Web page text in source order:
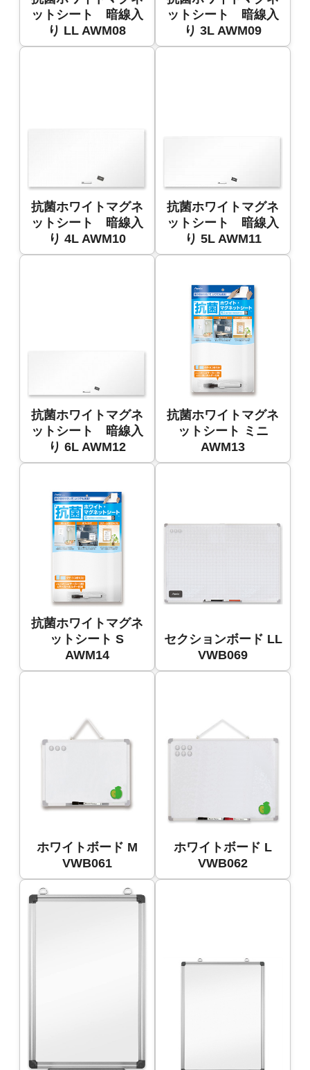
ットシート 暗線入
り LL AWM08
ットシート 暗線入
り 3L AWM09
抗菌ホワイトマグネ
ットシート 暗線入
り 4L AWM10
抗菌ホワイトマグネ
ットシート 暗線入
り 5L AWM11
抗菌ホワイトマグネ
ットシート 暗線入
り 6L AWM12
抗菌ホワイトマグネ
ットシート ミニ
AWM13
抗菌ホワイトマグネ
ットシート S
AWM14
セクションボード LL
VWB069
ホワイトボード M
VWB061
ホワイトボード L
VWB062